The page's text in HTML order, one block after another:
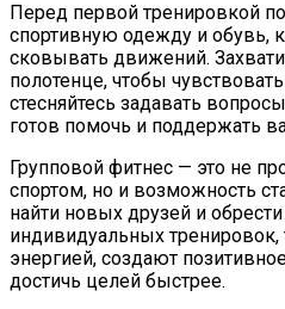
Перед первой тренировкой
спортивную одежду и обувь,
сковывать движений.
полотенце, чтобы
стесняйтесь задавать
готов помочь и поддержать
Групповой фитнес — это не
спортом, но и возможность
найти новых друзей и
индивидуальных тренировок,
энергией, создают
достичь целей быстрее.